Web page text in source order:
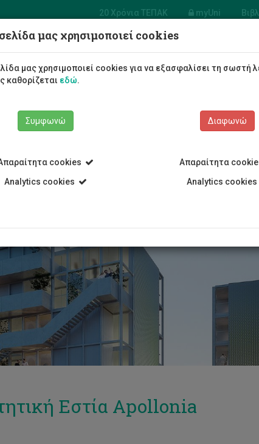
20 Χρόνια ΤΕΠΑΚ myUni
Φοιτητές/τριες Σπουδές
Εστία Apollonia
μας χρησιμοποιεί cookies
μας χρησιμοποιεί cookies για να εξασφαλίσει τη σωστή
καθορίζεται εδώ.
Συμφωνώ
cookies
Analytics cookies
Διαφωνώ
Απαραίτητα
Analytics cookies